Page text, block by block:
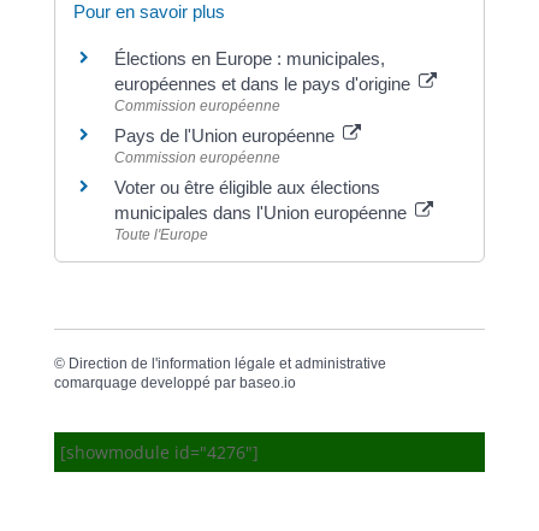
Pour en savoir plus
Élections en Europe : municipales,
européennes et dans le pays d'origine
Commission européenne
Pays de l'Union européenne
Commission européenne
Voter ou être éligible aux élections
municipales dans l'Union européenne
Toute l'Europe
© Direction de l'information légale et administrative
comarquage developpé par baseo.io
[showmodule id="4276"]